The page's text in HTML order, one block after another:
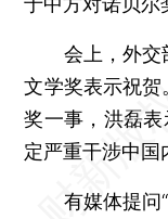
会上，外交
文学奖表示祝
奖一事，洪磊
定严重干涉中国
有媒体提问“